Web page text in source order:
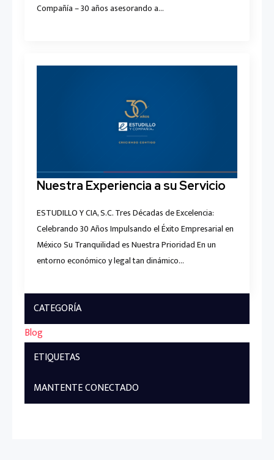
Compañía – 30 años asesorando a…
Nuestra Experiencia a su Servicio
ESTUDILLO Y CIA, S.C. Tres Décadas de Excelencia:
Celebrando 30 Años Impulsando el Éxito Empresarial en
México Su Tranquilidad es Nuestra Prioridad En un
entorno económico y legal tan dinámico…
CATEGORÍA
Blog
ETIQUETAS
MANTENTE CONECTADO